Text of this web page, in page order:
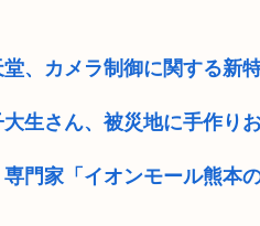
堂、カメラ制御に関する
大生さん、被災地に手作り
専門家「イオンモール熊